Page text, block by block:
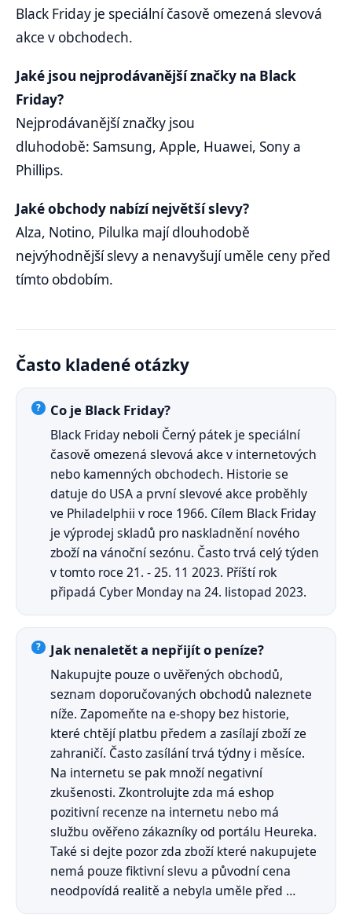
Black Friday je speciální časově omezená slevová
akce v obchodech.
Jaké jsou nejprodávanější značky na Black
Friday?
Nejprodávanější značky jsou
dluhodobě: Samsung, Apple, Huawei, Sony a
Phillips.
Jaké obchody nabízí největší slevy?
Alza, Notino, Pilulka mají dlouhodobě
nejvýhodnější slevy a nenavyšují uměle ceny před
tímto obdobím.
Často kladené otázky
Co je Black Friday?
Black Friday neboli Černý pátek je speciální
časově omezená slevová akce v internetových
nebo kamenných obchodech. Historie se
datuje do USA a první slevové akce proběhly
ve Philadelphii v roce 1966. Cílem Black Friday
je výprodej skladů pro naskladnění nového
zboží na vánoční sezónu. Často trvá celý týden
v tomto roce 21. - 25. 11 2023. Příští rok
připadá Cyber Monday na 24. listopad 2023.
Jak nenaletět a nepřijít o peníze?
Nakupujte pouze o uvěřených obchodů,
seznam doporučovaných obchodů naleznete
níže. Zapomeňte na e-shopy bez historie,
které chtějí platbu předem a zasílají zboží ze
zahraničí. Často zasílání trvá týdny i měsíce.
Na internetu se pak množí negativní
zkušenosti. Zkontrolujte zda má eshop
pozitivní recenze na internetu nebo má
službu ověřeno zákazníky od portálu Heureka.
Také si dejte pozor zda zboží které nakupujete
nemá pouze fiktivní slevu a původní cena
neodpovídá realitě a nebyla uměle před …